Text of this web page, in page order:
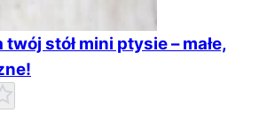
stół mini ptysie – małe,